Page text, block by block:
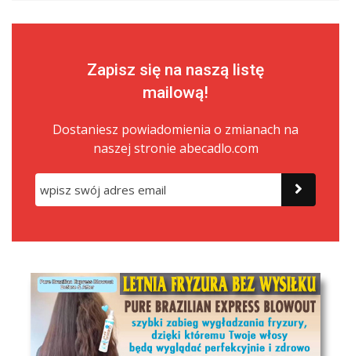
Zapisz się na naszą listę
mailową!
Dostaniesz powiadomienia o zmianach na
naszej stronie abecadlo.com